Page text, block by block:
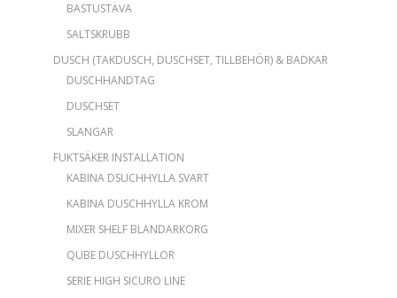
BASTUSTÄVA
SALTSKRUBB
DUSCH (TAKDUSCH, DUSCHSET, TILLBEHÖR) & BADKAR
DUSCHHANDTAG
DUSCHSET
SLANGAR
FUKTSÄKER INSTALLATION
KABINA DSUCHHYLLA SVART
KABINA DUSCHHYLLA KROM
MIXER SHELF BLANDARKORG
QUBE DUSCHHYLLOR
SERIE HIGH SICURO LINE